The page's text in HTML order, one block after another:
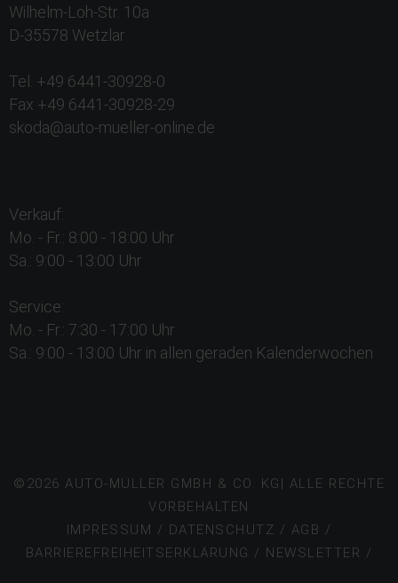
Wilhelm-Loh-Str. 10a
D-35578 Wetzlar
Tel. +49 6441-30928-0
Fax +49 6441-30928-29
skoda@auto-mueller-online.de
Verkauf:
Mo. - Fr.: 8:00 - 18:00 Uhr
Sa.: 9:00 - 13:00 Uhr
Service:
Mo. - Fr.: 7:30 - 17:00 Uhr
Sa.: 9:00 - 13:00 Uhr in allen geraden Kalenderwochen
©2026 AUTO-MÜLLER GMBH & CO. KG| ALLE RECHTE
VORBEHALTEN
IMPRESSUM / DATENSCHUTZ / AGB /
BARRIEREFREIHEITSERKLÄRUNG / NEWSLETTER /